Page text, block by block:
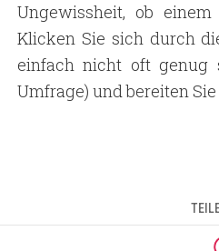
Ungewissheit, ob
Klicken Sie sich durch
einfach nicht oft genug
Umfrage) und bereiten